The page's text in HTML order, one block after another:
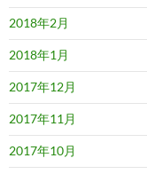
2018年2月
2018年1月
2017年12月
2017年11月
2017年10月